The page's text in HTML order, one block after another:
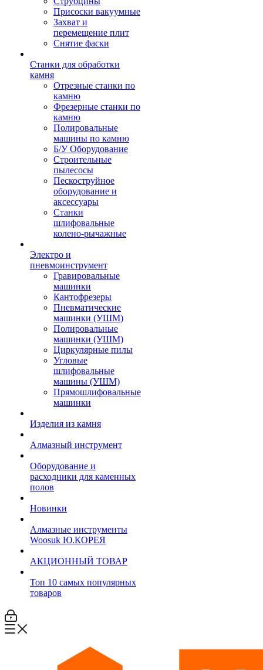
Присоски вакуумные
Захват и
перемещение плит
Снятие фаски
Станки для обработки
камня
Отрезные станки по
камню
Фрезерные станки по
камню
Полировальные
машины по камню
Б/У Оборудование
Строительные
пылесосы
Пескоструйное
оборудование и
аксессуары
Станки
шлифовальные
колено-рычажные
Электро и
пневмоинструмент
Гравировальные
машинки
Кантофрезеры
Пневматические
машинки (УШМ)
Полировальные
машинки (УШМ)
Циркулярные пилы
Угловые
шлифовальные
машины (УШМ)
Прямошлифовальные
машинки
Изделия из камня
Алмазный инструмент
Оборудование и
расходники для каменных
полов
Новинки
Алмазные инструменты
Woosuk Ю.КОРЕЯ
АКЦИОННЫЙ ТОВАР
Топ 10 самых популярных
товаров